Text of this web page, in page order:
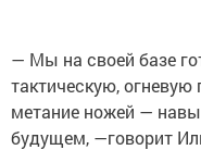
— Мы на своей базе
тактическую, огневую
метание ножей —
будущем, —говорит